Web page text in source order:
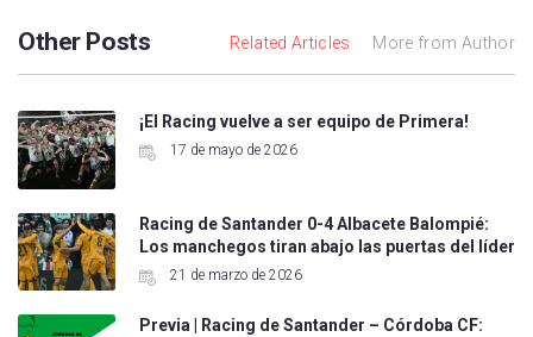
Other Posts Related Articles More from Author
¡El Racing vuelve a ser equipo de Primera!
17 de mayo de 2026
Racing de Santander 0-4 Albacete Balompié:
Los manchegos tiran abajo las puertas del líder
21 de marzo de 2026
Previa | Racing de Santander – Córdoba CF: